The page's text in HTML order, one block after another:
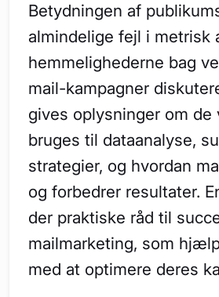
Betydningen af
almindelige fejl i metrisk
hemmelighederne bag
mail-kampagner
gives oplysninger om
bruges til dataanalyse,
strategier, og hvordan
og forbedrer resultater.
der praktiske råd til
mailmarketing, som
med at optimere deres